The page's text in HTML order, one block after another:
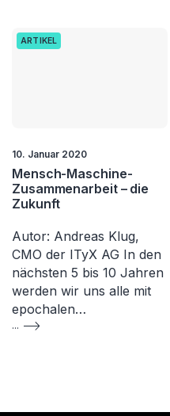
ARTIKEL
10. Januar 2020
Mensch-Maschine-
Zusammenarbeit – die
Zukunft
Autor: Andreas Klug,
CMO der ITyX AG In den
nächsten 5 bis 10 Jahren
werden wir uns alle mit
epochalen…
...